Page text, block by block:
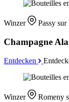
Winzer Passy
Champagne
Entdecken
Winzer Romeny